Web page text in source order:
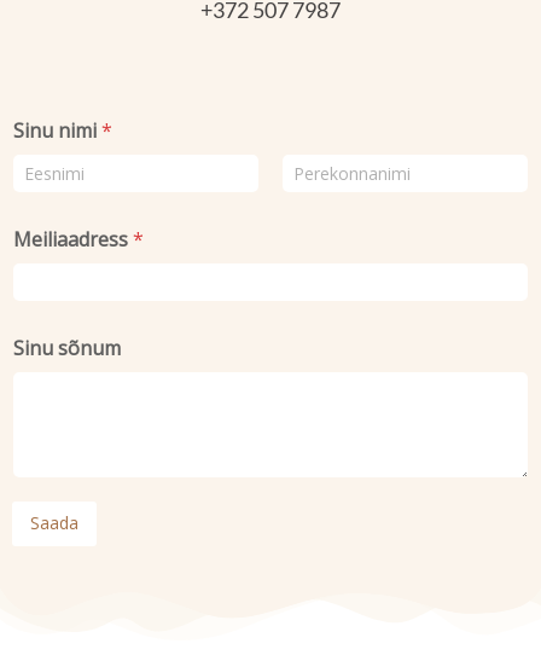
+372 507 7987
n
m
s
õ
Sinu nimi*
Meiliaadress*
Sinu sõnum
Saada